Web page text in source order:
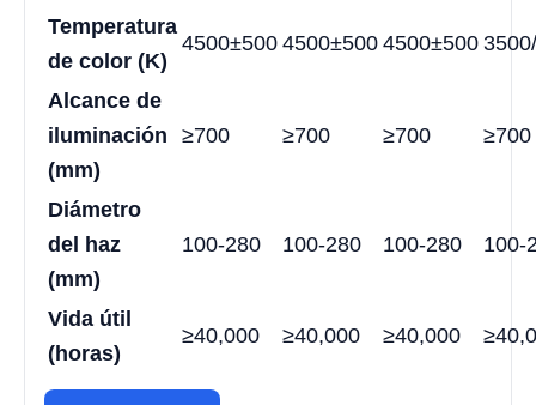
Temperatura
de color (K)
4500±500 4500±500 4500±500
Alcance de
iluminación
(mm)
≥700 ≥700 ≥700 ≥700
Diámetro
del haz
(mm)
100-280 100-280 100-280 100-
Vida útil
(horas)
≥40,000 ≥40,000 ≥40,000